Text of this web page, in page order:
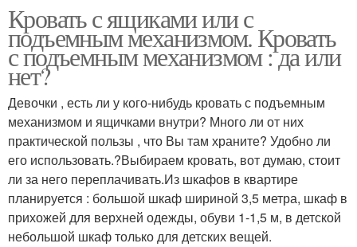
Кровать с ящиками или с
подъемным механизмом. Кровать
с подъемным механизмом : да или
нет?
Девочки , есть ли у кого-нибудь кровать с подъемным
механизмом и ящичками внутри? Много ли от них
практической пользы , что Вы там храните? Удобно ли
его использовать.?Выбираем кровать, вот думаю, стоит
ли за него переплачивать.Из шкафов в квартире
планируется : большой шкаф шириной 3,5 метра, шкаф в
прихожей для верхней одежды, обуви 1-1,5 м, в детской
небольшой шкаф только для детских вещей.